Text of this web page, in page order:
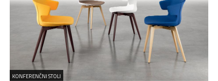
KONFERENČNI STOLI